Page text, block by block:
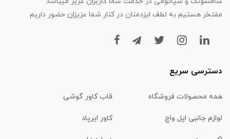
مفتخر هستیم به لطف ایزدمنان در کنار شما عزیزان حضور داریم
دسترسی سریع
همه محصولات فروشگاه قاب کاور گوشی
لوازم جانبی اپل واچ کاور ایرپاد